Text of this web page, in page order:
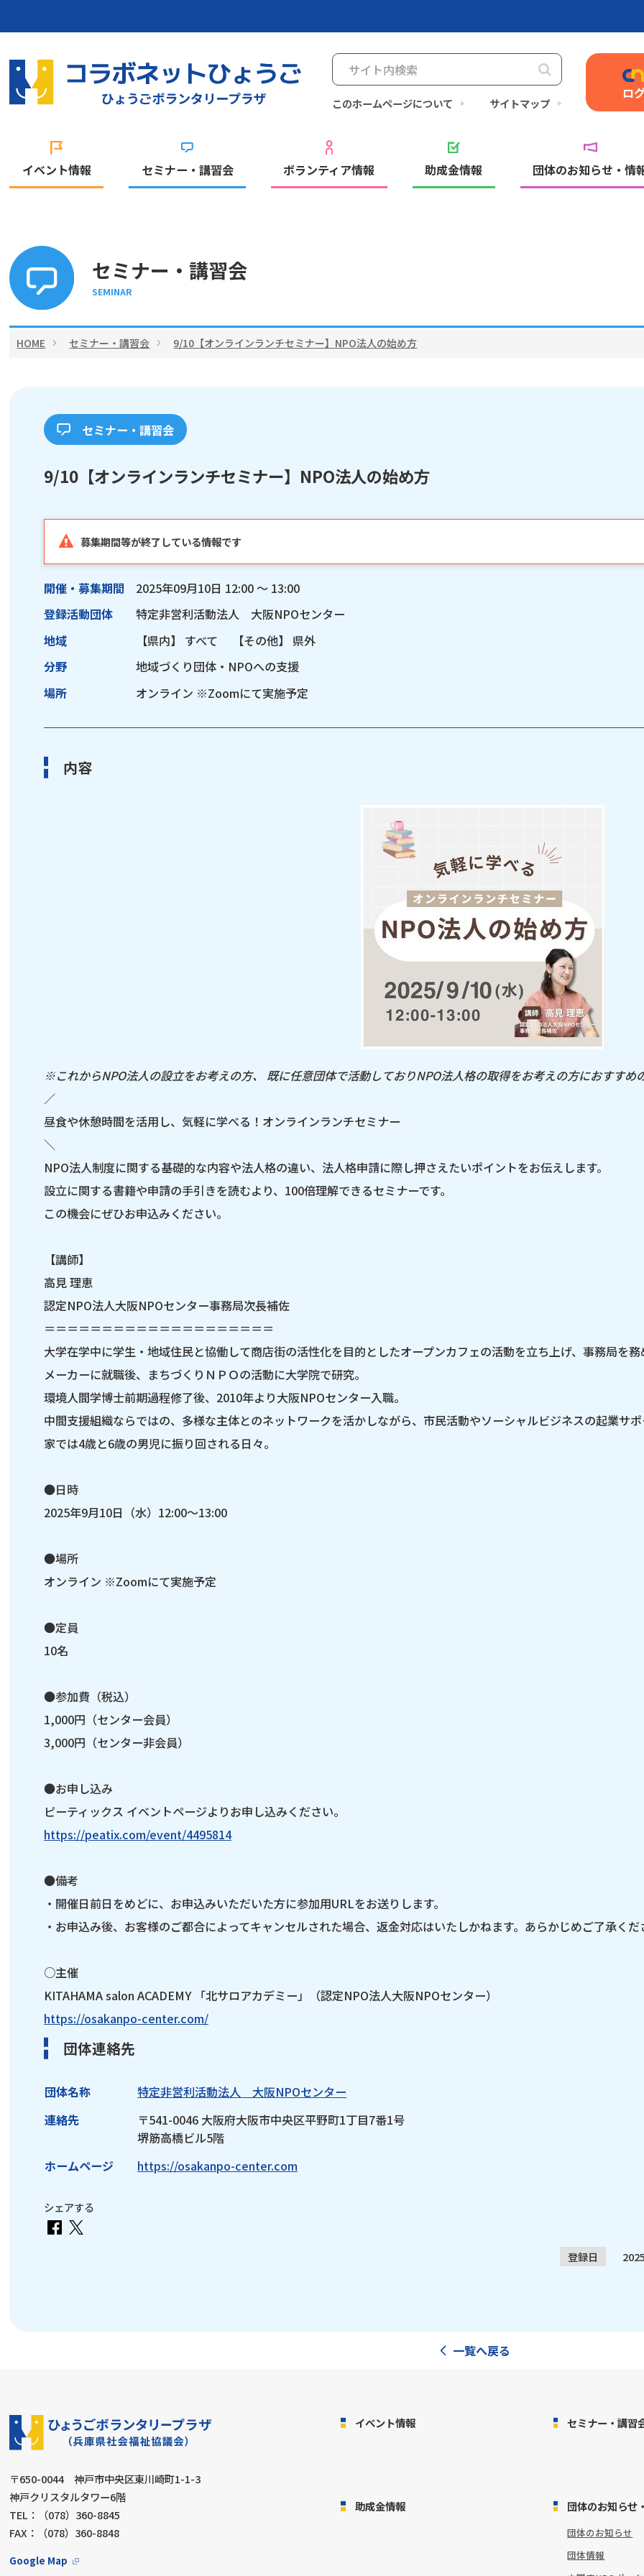
このホームページについて サイトマップ
ロ
イベント情報 セミナー・講習会 ボランティア情報 助成金情報 団体のお知らせ・情
セミナー・講習会
SEMINAR
HOME セミナー・講習会 9/10【オンラインランチセミナー】NPO法人の始め方
セミナー・講習会
9/10【オンラインランチセミナー】NPO法人の始め方
募集期間等が終了している情報です
開催・募集期間
2025年09月10日 12:00 ～ 13:00
登録活動団体
特定非営利活動法人 大阪NPOセンター
地域
【県内】 すべて 【その他】 県外
分野
地域づくり団体・NPOへの支援
場所
オンライン ※Zoomにて実施予定
内容
※これからNPO法人の設立をお考えの方、 既に任意団体で活動しておりNPO法人格の取得をお考えの方におすす
／
昼食や休憩時間を活用し、気軽に学べる！オンラインランチセミナー
＼
NPO法人制度に関する基礎的な内容や法人格の違い、法人格申請に際し押さえたいポイントをお伝えします。
設立に関する書籍や申請の手引きを読むより、100倍理解できるセミナーです。
この機会にぜひお申込みください。
【講師】
高見 理恵
認定NPO法人大阪NPOセンター事務局次長補佐
＝＝＝＝＝＝＝＝＝＝＝＝＝＝＝＝＝＝＝＝
大学在学中に学生・地域住民と協働して商店街の活性化を目的としたオープンカフェの活動を立ち上げ、事務局を
メーカーに就職後、まちづくりＮＰＯの活動に大学院で研究。
環境人間学博士前期過程修了後、2010年より大阪NPOセンター入職。
中間支援組織ならではの、多様な主体とのネットワークを活かしながら、市民活動やソーシャルビジネスの起業サ
家では4歳と6歳の男児に振り回される日々。
●日時
2025年9月10日（水）12:00～13:00
●場所
オンライン ※Zoomにて実施予定
●定員
10名
●参加費（税込）
1,000円（センター会員）
3,000円（センター非会員）
●お申し込み
ピーティックス イベントページよりお申し込みください。
https://peatix.com/event/4495814
●備考
・開催日前日をめどに、お申込みいただいた方に参加用URLをお送りします。
・お申込み後、お客様のご都合によってキャンセルされた場合、返金対応はいたしかねます。あらかじめご了承くだ
○主催
KITAHAMA salon ACADEMY 「北サロアカデミー」（認定NPO法人大阪NPOセンター）
https://osakanpo-center.com/
団体連絡先
団体名称
特定非営利活動法人 大阪NPOセンター
連絡先
〒541-0046 大阪府大阪市中央区平野町1丁目7番1号
堺筋高橋ビル5階
ホームページ
https://osakanpo-center.com
シェアする
登録日
一覧へ戻る
〒650-0044 神戸市中央区東川崎町1-1-3
神戸クリスタルタワー6階
TEL：（078）360-8845
FAX：（078）360-8848
Google Map
イベント情報 セミナー・講習
助成金情報 団体のお知らせ
団体のお知らせ
団体情報